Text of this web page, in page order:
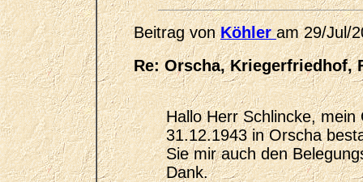
Beitrag vonKöhleram 29/Jul/
Re: Orscha, Kriegerfriedhof,
Hallo Herr Schlincke,
31.12.1943 in Orscha
Sie mir auch den
Dank.